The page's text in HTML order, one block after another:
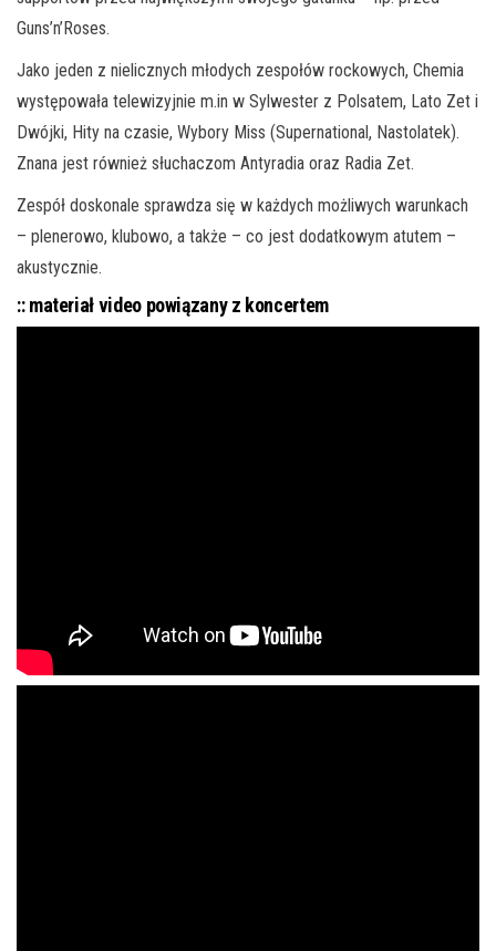
Guns’n’Roses.
Jako jeden z nielicznych młodych zespołów rockowych, Chemia
występowała telewizyjnie m.in w Sylwester z Polsatem, Lato Zet i
Dwójki, Hity na czasie, Wybory Miss (Supernational, Nastolatek).
Znana jest również słuchaczom Antyradia oraz Radia Zet.
Zespół doskonale sprawdza się w każdych możliwych warunkach
– plenerowo, klubowo, a także – co jest dodatkowym atutem –
akustycznie.
:: materiał video powiązany z koncertem